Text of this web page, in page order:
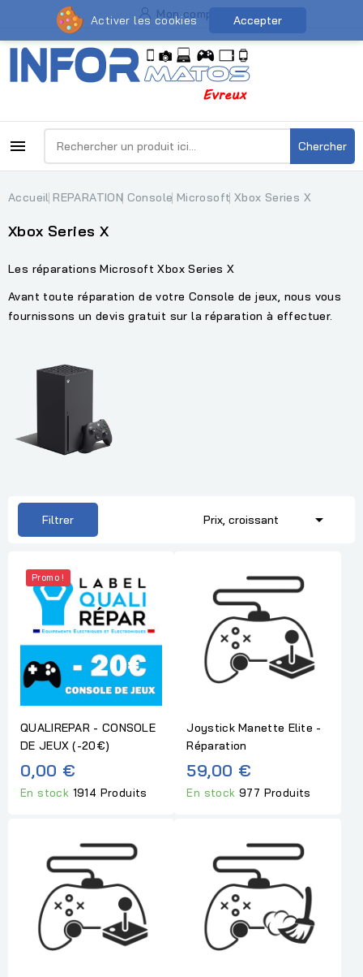
Mon compte
 Chercher
Accueil REPARATION Console Microsoft Xbox Series X
Xbox Series X
Les réparations Microsoft Xbox Series X
Avant toute réparation de votre Console de jeux, nous vous
fournissons un devis gratuit sur la réparation à effectuer.
Filtrer Prix, croissant 
Promo !
QUALIREPAR - CONSOLE
DE JEUX (-20€)
0,00 €
En stock 1914 Produits
Joystick Manette Elite -
Réparation
59,00 €
En stock977 Produits
Activer les cookies Accepter